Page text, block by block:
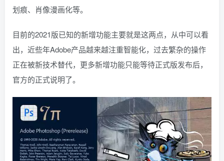
划痕、肖像漫画化等。
目前的2021版已知的新增功能主要就是这两点，从中可以看
出，近些年Adobe产品越来越注重智能化，过去繁杂的操作
正在被新技术替代，更多新增功能只能等待正式版发布后，
官方的正式说明了。